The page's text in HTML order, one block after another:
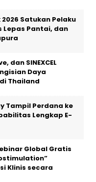
Satukan Pelaku
Lepas Pantai, dan
dan SINEXCEL
Daya
Thailand
Tampil Perdana ke
Lengkap E-
Global Gratis
Klinis secara